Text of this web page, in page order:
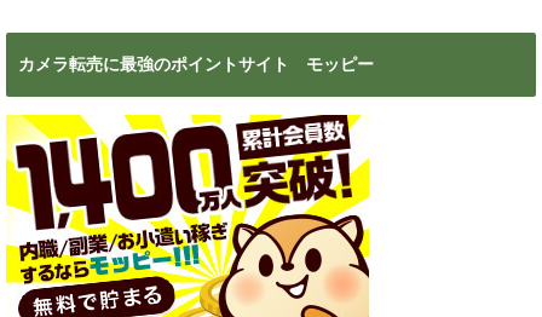
カメラ転売に最強のポイントサイト モッピー